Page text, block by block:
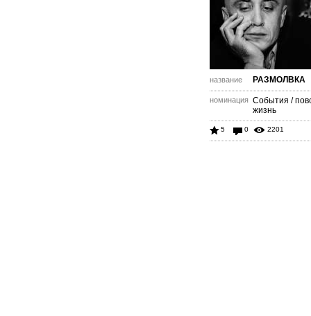
название РАЗМОЛВКА
номинация События /
жизнь
5 0 2201